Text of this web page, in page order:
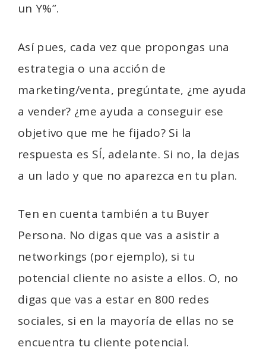
un Y%”.
Así pues, cada vez que propongas una
estrategia o una acción de
marketing/venta, pregúntate, ¿me ayuda
a vender? ¿me ayuda a conseguir ese
objetivo que me he fijado? Si la
respuesta es SÍ, adelante. Si no, la dejas
a un lado y que no aparezca en tu plan.
Ten en cuenta también a tu Buyer
Persona. No digas que vas a asistir a
networkings (por ejemplo), si tu
potencial cliente no asiste a ellos. O, no
digas que vas a estar en 800 redes
sociales, si en la mayoría de ellas no se
encuentra tu cliente potencial.